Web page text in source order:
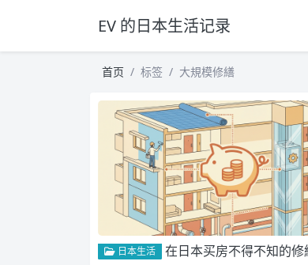
EV 的日本生活记录
首页 标签 大規模修繕
日本生活 在日本买房不得不知的修